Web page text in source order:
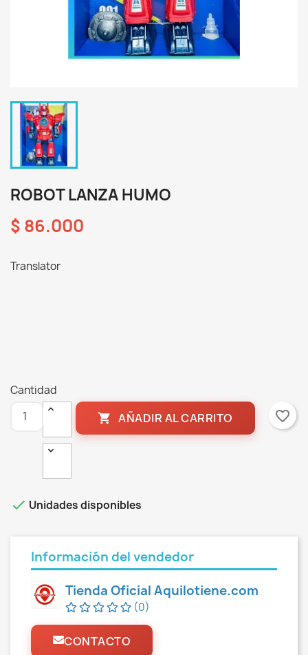
ROBOT LANZA HUMO
$ 86.000
Translator
Cantidad
 AÑADIR AL CARRITO favorite_border
 Unidades disponibles
Información del vendedor
Tienda Oficial Aquilotiene.com
(0)
CONTACTO